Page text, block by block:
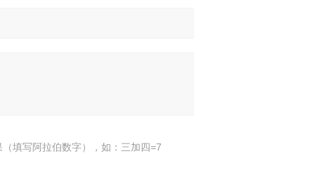
填写阿拉伯数字），如：三加四=7